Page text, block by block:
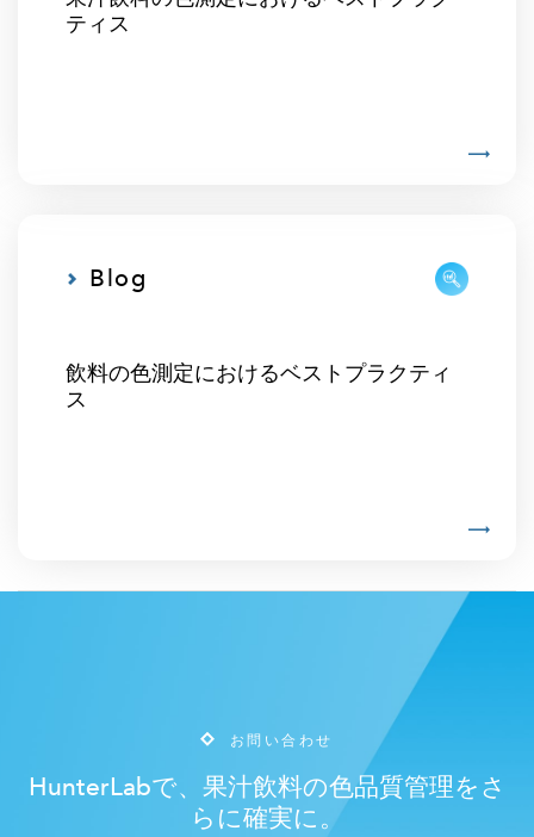
ティス
Blog
飲料の色測定におけるベストプラクティ
ス
お問い合わせ
HunterLabで、果汁飲料の色品質管理をさ
らに確実に。